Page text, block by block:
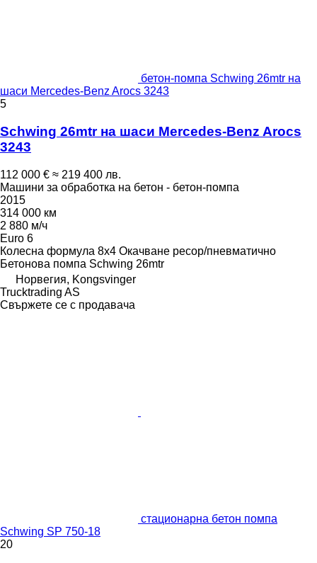
бетон-помпа Schwing 26mtr на
шаси Mercedes-Benz Arocs 3243
5
Schwing 26mtr на шаси Mercedes-Benz Arocs
3243
112 000 € ≈ 219 400 лв.
Машини за обработка на бетон - бетон-помпа
2015
314 000 км
2 880 м/ч
Euro 6
Колесна формула 8x4 Окачване ресор/пневматично
Бетонова помпа Schwing 26mtr
Норвегия, Kongsvinger
Trucktrading AS
Свържете се с продавача
стационарна бетон помпа
Schwing SP 750-18
20